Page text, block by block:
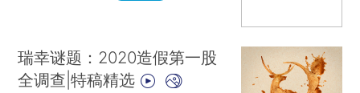
瑞幸谜题：2020造假第一股
全调查|特稿精选